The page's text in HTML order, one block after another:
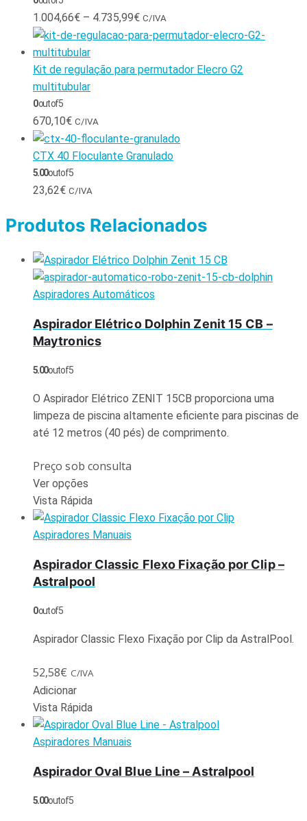
1.004,66€ – 4.735,99€ C/IVA
Kit de regulação para permutador Elecro G2
multitubular
0out of 5
670,10€ C/IVA
CTX 40 Floculante Granulado
5.00out of 5
23,62€ C/IVA
Produtos Relacionados
Aspiradores Automáticos
Aspirador Elétrico Dolphin Zenit 15 CB –
Maytronics
5.00out of 5
O Aspirador Elétrico ZENIT 15CB proporciona uma
limpeza de piscina altamente eficiente para piscinas de
até 12 metros (40 pés) de comprimento.
Preço sob consulta
Ver opções
Vista Rápida
Aspiradores Manuais
Aspirador Classic Flexo Fixação por Clip –
Astralpool
0out of 5
Aspirador Classic Flexo Fixação por Clip da AstralPool.
52,58€ C/IVA
Adicionar
Vista Rápida
Aspiradores Manuais
Aspirador Oval Blue Line – Astralpool
5.00out of 5